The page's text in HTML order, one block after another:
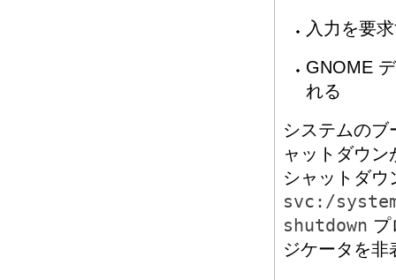
入力を要
GNOME
れる
システムの
ャットダウ
シャットダウ
svc:/
shutdown プ
ジケータを非